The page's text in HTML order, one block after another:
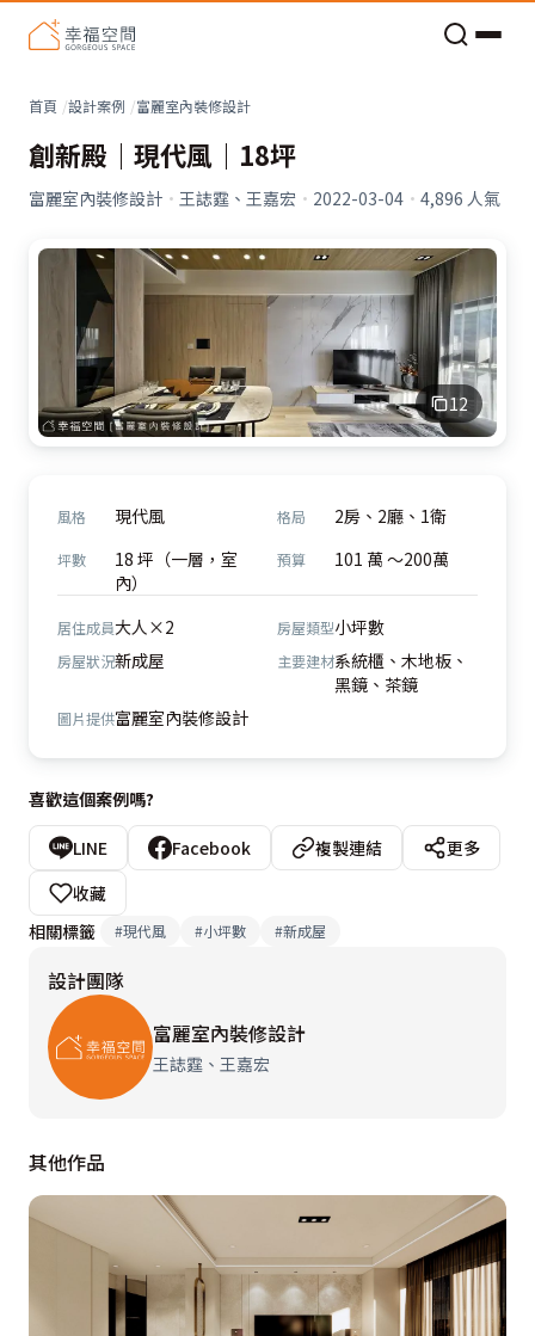
首頁 設計案例 富麗室內裝修設計
創新殿｜現代風｜18坪
富麗室內裝修設計 · 王誌霆、王嘉宏 · 2022-03-04 · 4,896 人氣
12
風格 現代風 格局 2房、2廳、1衛
坪數
18 坪（一層，室
內）
預算 101 萬 ～200萬
居住成員大人×2 房屋類型小坪數
房屋狀況新成屋 主要建材系統櫃、木地板、
黑鏡、茶鏡
圖片提供富麗室內裝修設計
喜歡這個案例嗎?
LINE Facebook 複製連結
更多
收藏
相關標籤
#現代風 #小坪數 #新成屋
設計團隊
富麗室內裝修設計
王誌霆、王嘉宏
其他作品